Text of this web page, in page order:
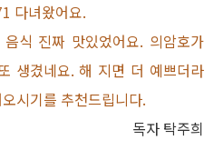
다녀왔어요.
식 진짜 맛있었어요. 의암호가
생겼네요. 해 지면 더 예쁘더라
시기를 추천드립니다.
독자 탁주희